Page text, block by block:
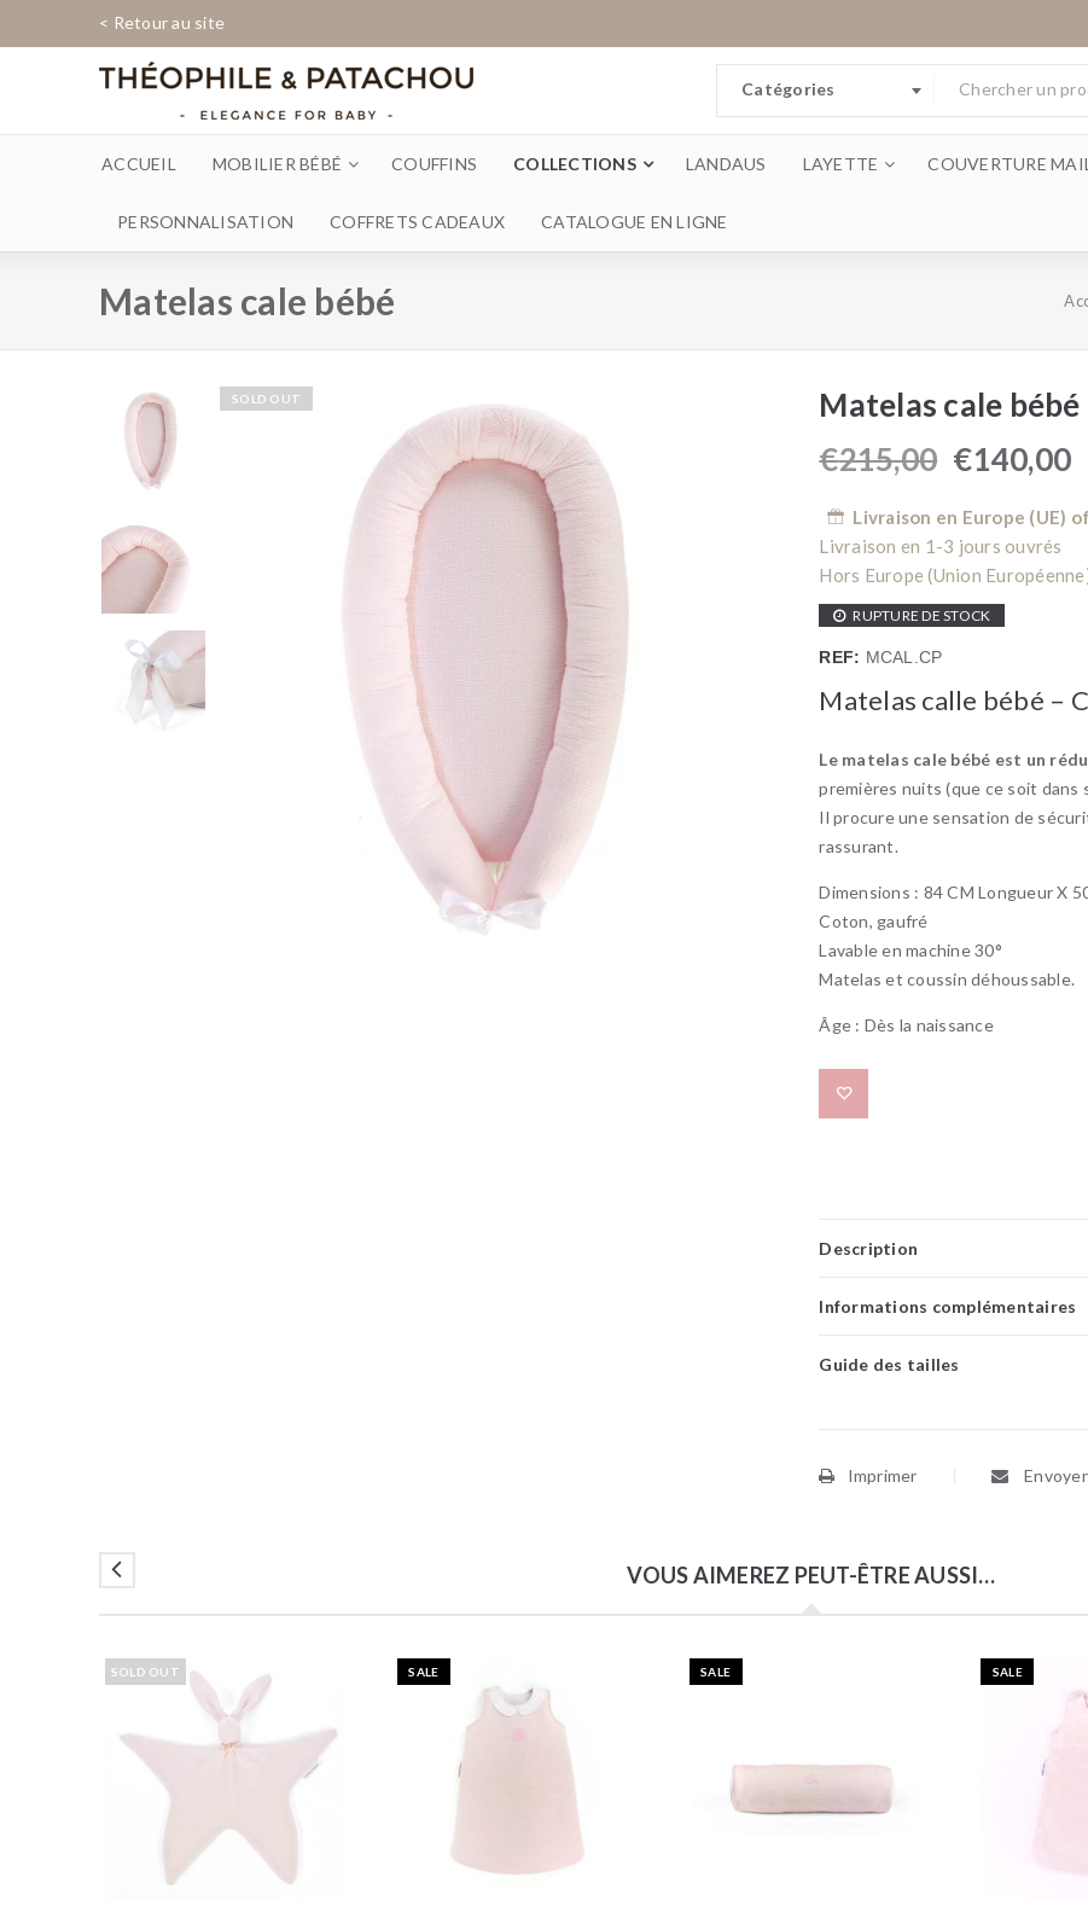
< Retour au site
Catégories
ACCUEIL MOBILIER BÉBÉ COUFFINS COLLECTIONS LANDAUS LAYETTE COUVERTURE
PERSONNALISATION COFFRETS CADEAUX CATALOGUE EN LIGNE
Matelas cale bébé
SOLD OUT
Matelas cale bébé
€215,00 €140,00
Livraison en Europe (UE)
Livraison en 1-3 jours ouvrés
Hors Europe (Union
RUPTURE DE STOCK
REF: MCAL.CP
Matelas calle bébé –
Le matelas cale bébé est un
premières nuits (que ce soit dans
Il procure une sensation de
rassurant.
Dimensions : 84 CM Longueur X
Coton, gaufré
Lavable en machine 30°
Matelas et coussin déhoussable.
Âge : Dès la naissance
Description
Informations complémentaires
Guide des tailles
Imprimer
VOUS AIMEREZ PEUT-ÊTRE AUSSI…
SOLD OUT SALE SALE SALE